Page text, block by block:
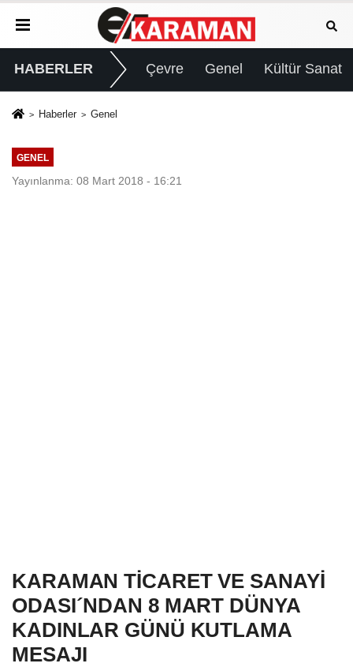
HABERLER Çevre Genel Kültür Sanat
Haberler Genel
GENEL
Yayınlanma: 08 Mart 2018 - 16:21
KARAMAN TİCARET VE SANAYİ
ODASI´NDAN 8 MART DÜNYA
KADINLAR GÜNÜ KUTLAMA
MESAJI